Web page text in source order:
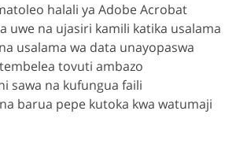
halali ya Adobe Acrobat
uwe na ujasiri kamili katika usalama
usalama wa data unayopaswa
tovuti ambazo
sawa na kufungua faili
barua pepe kutoka kwa watumaji